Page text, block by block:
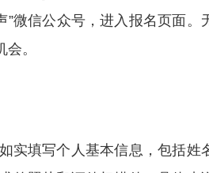
”微信公众号，进入报名页面。
。
实填写个人基本信息，包括姓